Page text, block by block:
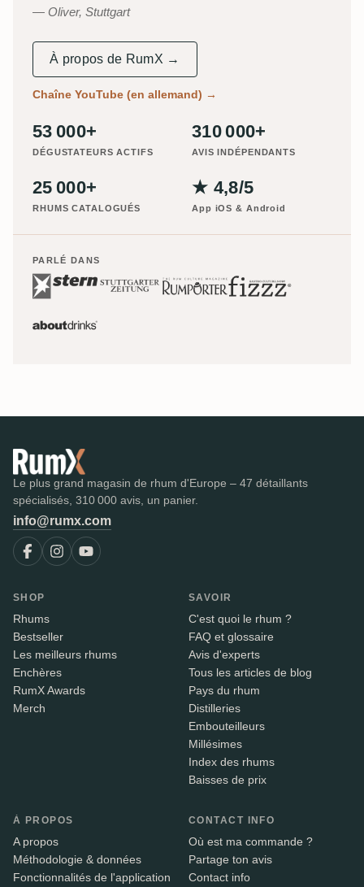
Oliver, Stuttgart
À propos de RumX →
Chaîne YouTube (en allemand) →
53 000+
DÉGUSTATEURS ACTIFS
310 000+
AVIS INDÉPENDANTS
25 000+
RHUMS CATALOGUÉS
★ 4,8/5
App iOS & Android
PARLÉ DANS
Le plus grand magasin de rhum d'Europe – 47 détaillants
spécialisés, 310 000 avis, un panier.
info@rumx.com
SHOP
Rhums
Bestseller
Les meilleurs rhums
Enchères
RumX Awards
Merch
SAVOIR
C'est quoi le rhum ?
FAQ et glossaire
Avis d'experts
Tous les articles de blog
Pays du rhum
Distilleries
Embouteilleurs
Millésimes
Index des rhums
Baisses de prix
À PROPOS
A propos
Méthodologie & données
Fonctionnalités de l'application
CONTACT INFO
Où est ma commande ?
Partage ton avis
Contact info